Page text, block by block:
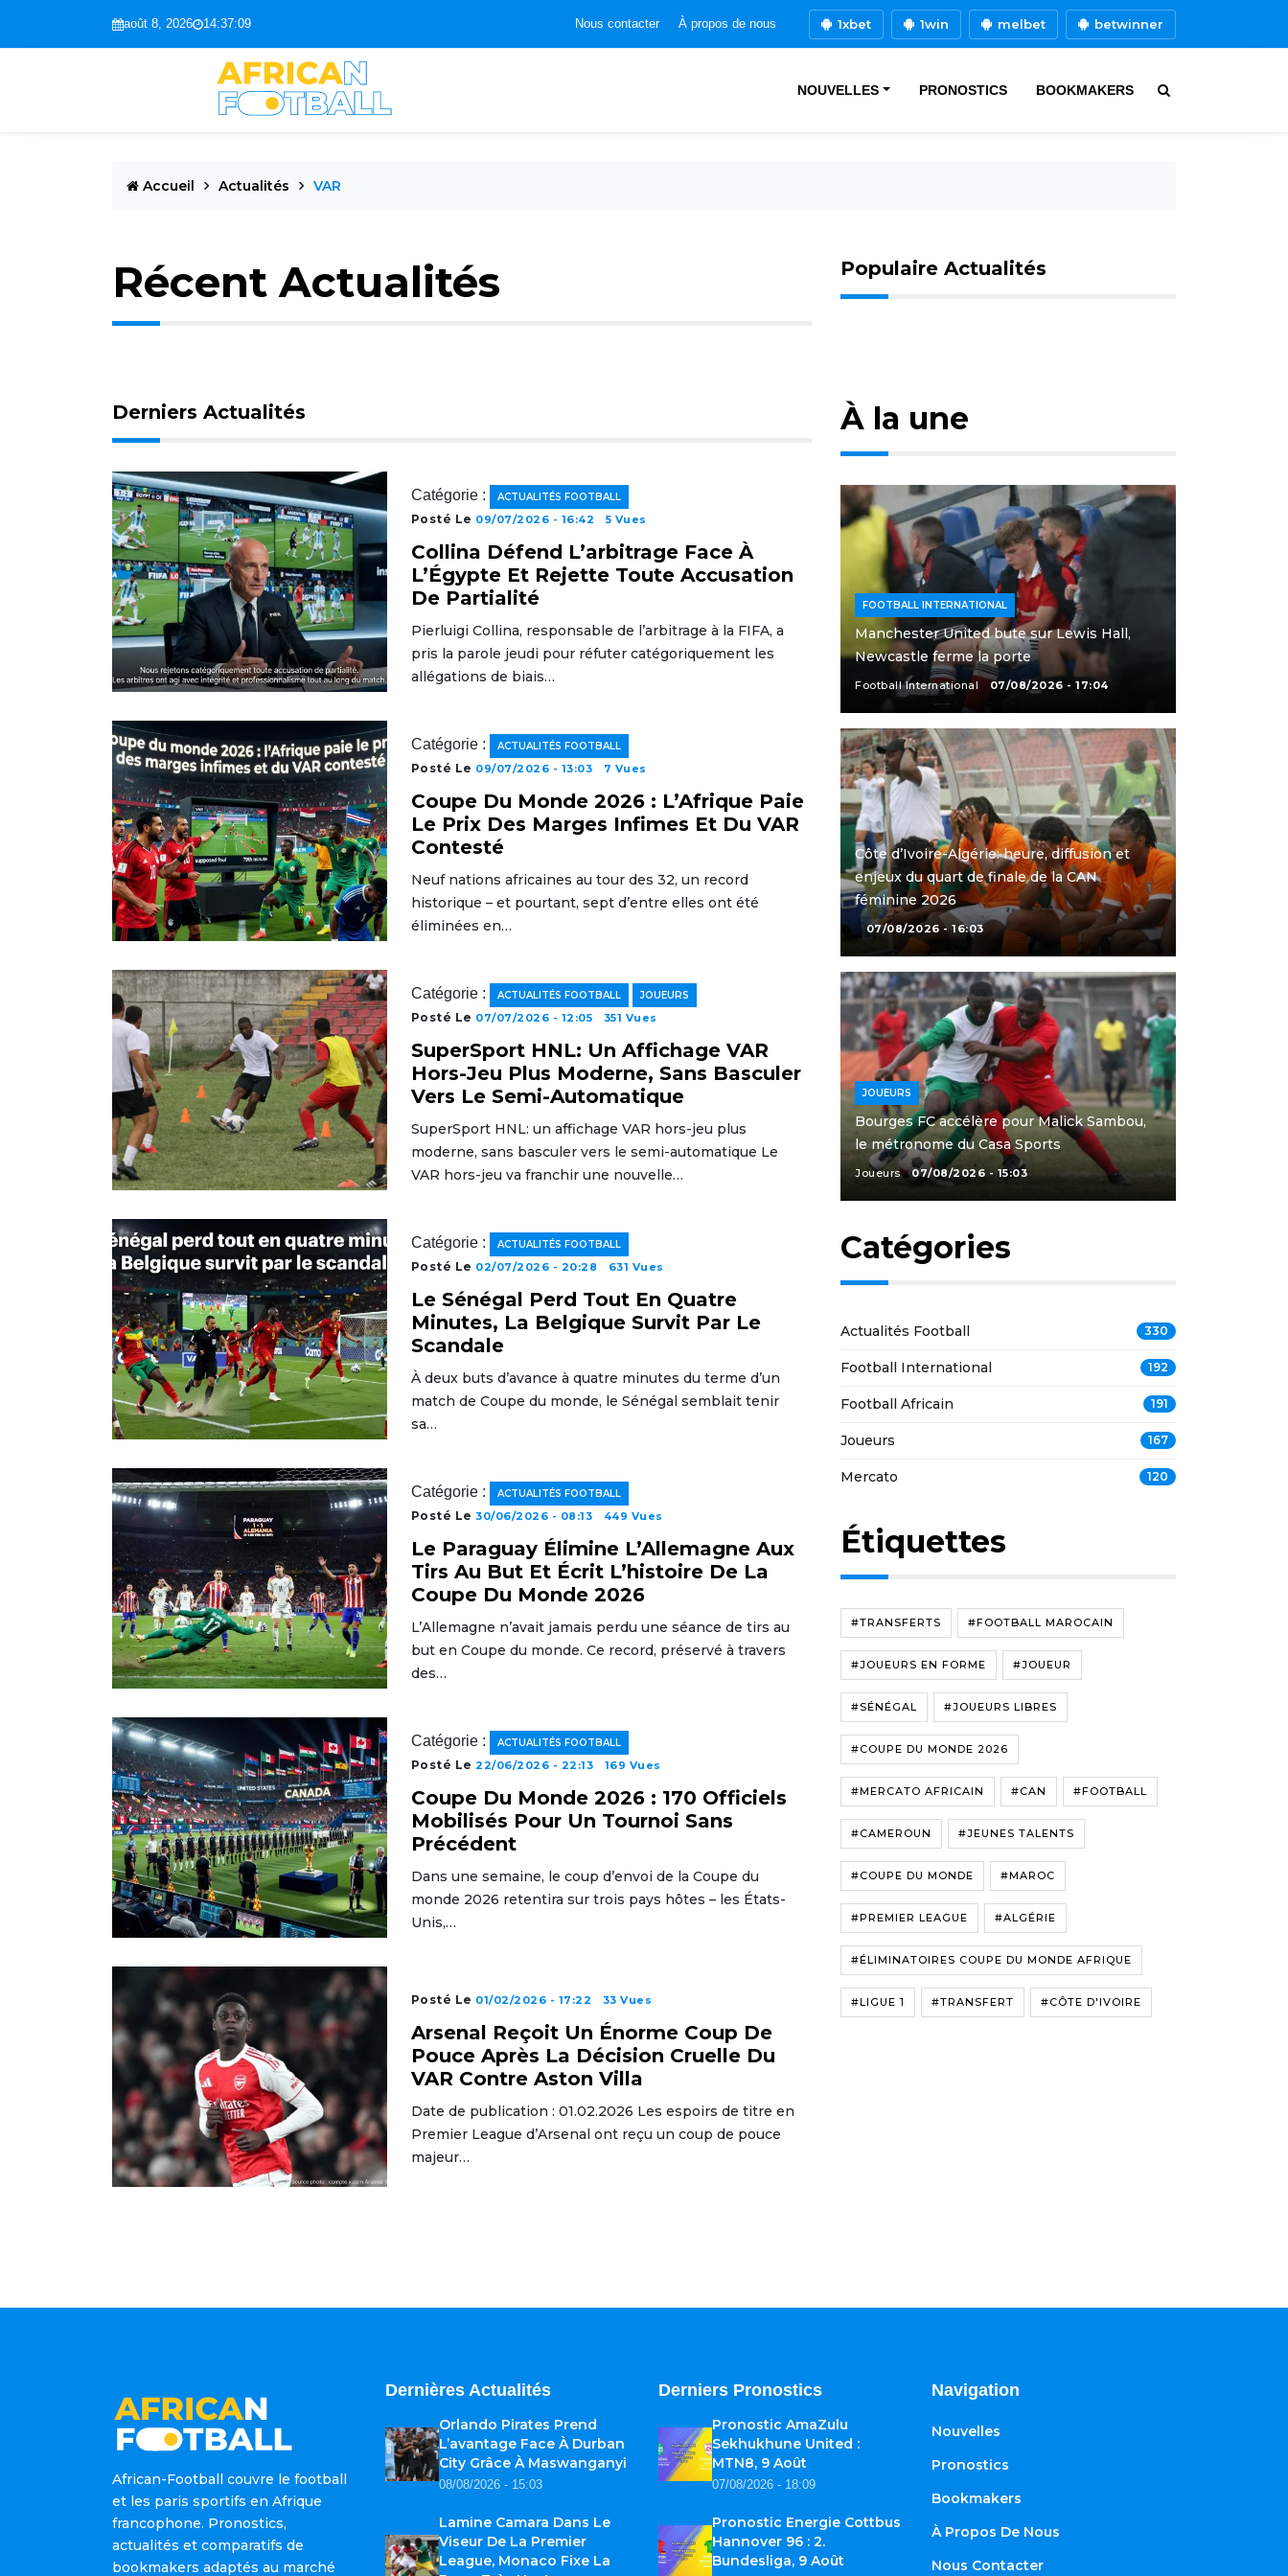
août 8, 2026 14:37:10 Nous contacter À propos de nous 1xbet 1win melbet betwinner
NOUVELLES PRONOSTICS BOOKMAKERS
Accueil Actualités VAR
Récent Actualités Populaire Actualités
Derniers Actualités
Catégorie : ACTUALITÉS FOOTBALL
Posté Le 09/07/2026 - 16:42 5 Vues
Collina Défend L’arbitrage Face À
L’Égypte Et Rejette Toute Accusation
De Partialité
Pierluigi Collina, responsable de l’arbitrage à la FIFA, a
pris la parole jeudi pour réfuter catégoriquement les
allégations de biais…
Catégorie : ACTUALITÉS FOOTBALL
Posté Le 09/07/2026 - 13:03 7 Vues
Coupe Du Monde 2026 : L’Afrique Paie
Le Prix Des Marges Infimes Et Du VAR
Contesté
Neuf nations africaines au tour des 32, un record
historique – et pourtant, sept d’entre elles ont été
éliminées en…
Catégorie : ACTUALITÉS FOOTBALL JOUEURS
Posté Le 07/07/2026 - 12:05 351 Vues
SuperSport HNL: Un Affichage VAR
Hors-Jeu Plus Moderne, Sans Basculer
Vers Le Semi-Automatique
SuperSport HNL: un affichage VAR hors-jeu plus
moderne, sans basculer vers le semi-automatique Le
VAR hors-jeu va franchir une nouvelle…
Catégorie : ACTUALITÉS FOOTBALL
Posté Le 02/07/2026 - 20:28 631 Vues
Le Sénégal Perd Tout En Quatre
Minutes, La Belgique Survit Par Le
Scandale
À deux buts d’avance à quatre minutes du terme d’un
match de Coupe du monde, le Sénégal semblait tenir
sa…
Catégorie : ACTUALITÉS FOOTBALL
Posté Le30/06/2026 - 08:13 449 Vues
Le Paraguay Élimine L’Allemagne Aux
Tirs Au But Et Écrit L’histoire De La
Coupe Du Monde 2026
L’Allemagne n’avait jamais perdu une séance de tirs au
but en Coupe du monde. Ce record, préservé à travers
des…
Catégorie : ACTUALITÉS FOOTBALL
Posté Le22/06/2026 - 22:13 169 Vues
Coupe Du Monde 2026 : 170 Officiels
Mobilisés Pour Un Tournoi Sans
Précédent
Dans une semaine, le coup d’envoi de la Coupe du
monde 2026 retentira sur trois pays hôtes – les États-
Unis,…
Posté Le 01/02/2026 - 17:22 33 Vues
Arsenal Reçoit Un Énorme Coup De
Pouce Après La Décision Cruelle Du
VAR Contre Aston Villa
Date de publication : 01.02.2026 Les espoirs de titre en
Premier League d’Arsenal ont reçu un coup de pouce
majeur…
À la une
FOOTBALL INTERNATIONAL
Manchester United bute sur Lewis Hall,
Newcastle ferme la porte
Football International 07/08/2026 - 17:04
Côte d’Ivoire-Algérie: heure, diffusion et
enjeux du quart de finale de la CAN
féminine 2026
07/08/2026 - 16:03
JOUEURS
Bourges FC accélère pour Malick Sambou,
le métronome du Casa Sports
Joueurs 07/08/2026 - 15:03
Catégories
Actualités Football 330
Football International 192
Football Africain 191
Joueurs 167
Mercato 120
Étiquettes
#TRANSFERTS #FOOTBALL MAROCAIN
#JOUEURS EN FORME #JOUEUR
#SÉNÉGAL #JOUEURS LIBRES
#COUPE DU MONDE 2026
#MERCATO AFRICAIN #CAN #FOOTBALL
#CAMEROUN #JEUNES TALENTS
#COUPE DU MONDE #MAROC
#PREMIER LEAGUE #ALGÉRIE
#ÉLIMINATOIRES COUPE DU MONDE AFRIQUE
#LIGUE 1 #TRANSFERT #CÔTE D'IVOIRE
African-Football couvre le football
et les paris sportifs en Afrique
francophone. Pronostics,
actualités et comparatifs de
bookmakers adaptés au marché
Dernières Actualités
Orlando Pirates Prend
L’avantage Face À Durban
City Grâce À Maswanganyi
08/08/2026 - 15:03
Lamine Camara Dans Le
Viseur De La Premier
League, Monaco Fixe La
Derniers Pronostics
Pronostic AmaZulu
Sekhukhune United :
MTN8, 9 Août
07/08/2026 - 18:09
Pronostic Energie Cottbus
Hannover 96 : 2.
Bundesliga, 9 Août
Navigation
Nouvelles
Pronostics
Bookmakers
À Propos De Nous
Nous Contacter